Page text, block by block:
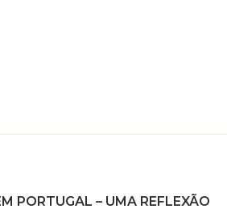
PORTUGAL – UMA REFLEXÃO